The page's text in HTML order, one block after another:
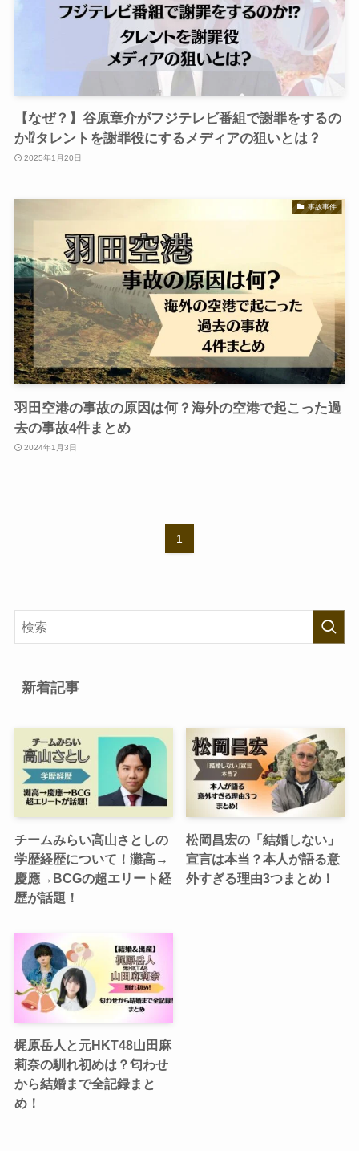
【なぜ？】谷原章介がフジテレビ番組で謝罪をするの
か⁉︎タレントを謝罪役にするメディアの狙いとは？
2025年1月20日
事故事件
羽田空港の事故の原因は何？海外の空港で起こった過
去の事故4件まとめ
2024年1月3日
1
新着記事
チームみらい高山さとしの
学歴経歴について！灘高→
慶應→BCGの超エリート経
歴が話題！
松岡昌宏の「結婚しない」
宣言は本当？本人が語る意
外すぎる理由3つまとめ！
梶原岳人と元HKT48山田麻
莉奈の馴れ初めは？匂わせ
から結婚まで全記録まと
め！